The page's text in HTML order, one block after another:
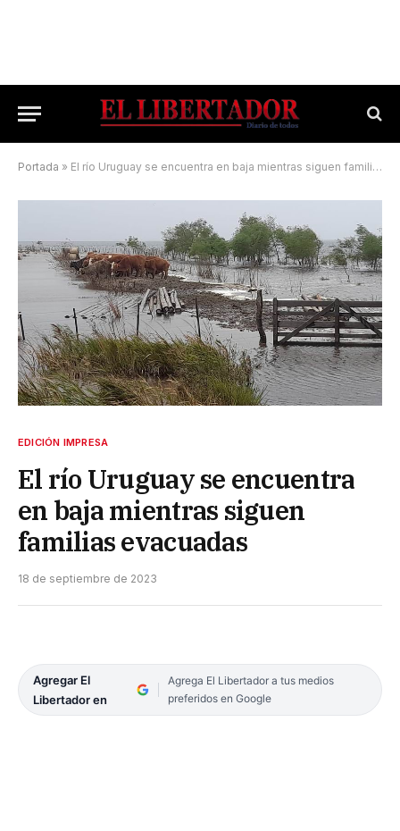
Portada » El río Uruguay se encuentra en baja mientras siguen familias evacuadas
EDICIÓN IMPRESA
El río Uruguay se encuentra
en baja mientras siguen
familias evacuadas
18 de septiembre de 2023
Agregar El
Libertador en
Agrega El Libertador a tus medios
preferidos en Google